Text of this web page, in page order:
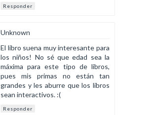
Responder
Unknown
El libro suena muy interesante para
los niños! No sé que edad sea la
máxima para este tipo de libros,
pues mis primas no están tan
grandes y les aburre que los libros
sean interactivos. :(
Responder